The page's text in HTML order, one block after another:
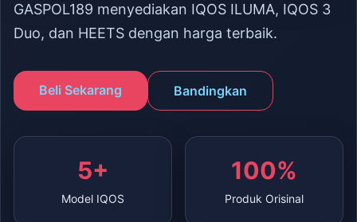
GASPOL189 menyediakan IQOS ILUMA, IQOS 3
Duo, dan HEETS dengan harga terbaik.
Beli Sekarang Bandingkan
5+
Model IQOS
100%
Produk Orisinal